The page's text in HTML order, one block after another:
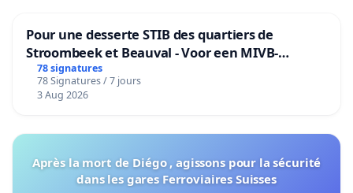
Pour une desserte STIB des quartiers de
Stroombeek et Beauval - Voor een MIVB-
bediening van de wijken Strombeek en Het
Voor
78 signatures
78 Signatures / 7 jours
3 Aug 2026
Après la mort de Diégo , agissons pour la sécurité
dans les gares Ferroviaires Suisses